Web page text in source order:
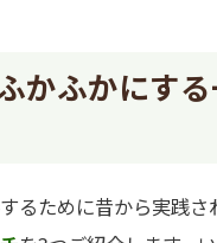
かふかにす
るために昔から実践さ